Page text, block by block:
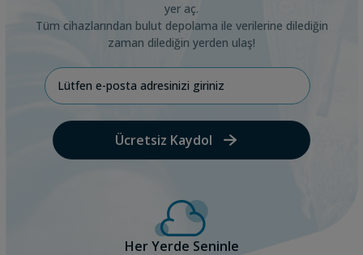
yer aç.
Tüm cihazlarından bulut depolama ile verilerine dilediğin
zaman dilediğin yerden ulaş!
Ücretsiz Kaydol
Her Yerde Seninle